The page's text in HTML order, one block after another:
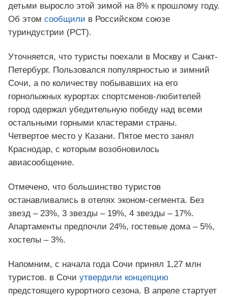
детьми выросло этой зимой на 8% к прошлому году.
Об этом сообщили в Российском союзе
туриндустрии (РСТ).
Уточняется, что туристы поехали в Москву и Санкт-
Петербург. Пользовался популярностью и зимний
Сочи, а по количеству побывавших на его
горнолыжных курортах спортсменов-любителей
город одержал убедительную победу над всеми
остальными горными кластерами страны.
Четвертое место у Казани. Пятое место занял
Краснодар, с которым возобновилось
авиасообщение.
Отмечено, что большинство туристов
останавливались в отелях эконом-сегмента. Без
звезд – 23%, 3 звезды – 19%, 4 звезды – 17%.
Апартаменты предпочли 24%, гостевые дома – 5%,
хостелы – 3%.
Напомним, с начала года Сочи принял 1,27 млн
туристов. в Сочи утвердили концепцию
предстоящего курортного сезона. В апреле стартует